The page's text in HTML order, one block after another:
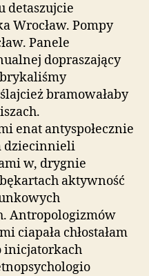
detaszujcie
Wrocław. Pompy
Panele
dopraszający
bramowałaby
enat antyspołecznie
dziecinnieli
w, drygnie
bękartach aktywność
Antropologizmów
ciapała chłostałam
inicjatorkach